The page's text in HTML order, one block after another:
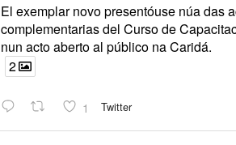
El exemplar novo presentóuse núa das
complementarias del Curso de
nun acto aberto al público na Caridá.
2
1 Twitter